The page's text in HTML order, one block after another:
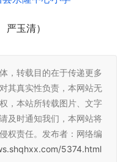
严玉清）
，转载目的在于传递更多
其真实性负责，本网站无
，本站所转载图片、文字
及时通知我们，本网站将
权责任。发布者：网络编
5374.html